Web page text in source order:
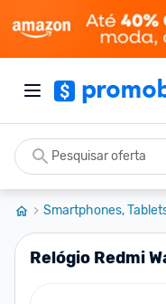
Smartphones,
Relógio Redmi